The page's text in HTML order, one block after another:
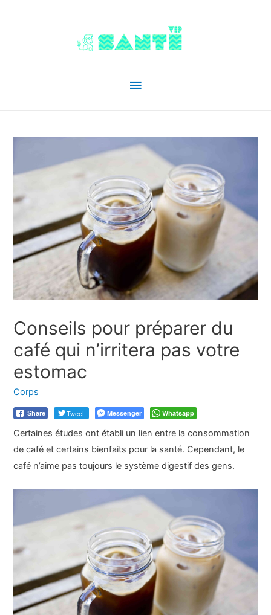
Menu
Conseils pour préparer du
café qui n’irritera pas votre
estomac
Corps
Share Tweet Messenger Whatsapp
Certaines études ont établi un lien entre la consommation
de café et certains bienfaits pour la santé. Cependant, le
café n’aime pas toujours le système digestif des gens.